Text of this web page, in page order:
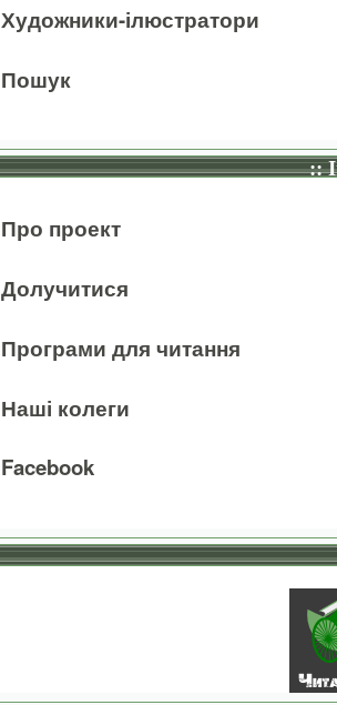
Художники-ілюстратори
Пошук
::
Про проект
Долучитися
Програми для читання
Наші колеги
Facebook